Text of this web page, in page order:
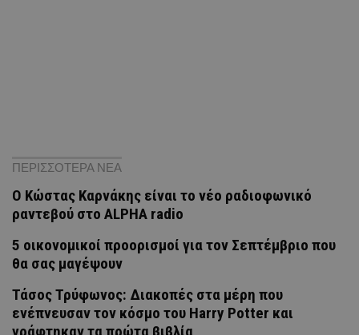
ΠΕΡΙΣΣΟΤΕΡΑ ΝΕΑ
Ο Κώστας Καρνάκης είναι το νέο ραδιοφωνικό
ραντεβού στο ALPHA radio
5 οικονομικοί προορισμοί για τον Σεπτέμβριο που
θα σας μαγέψουν
Τάσος Τρύφωνος: Διακοπές στα μέρη που
ενέπνευσαν τον κόσμο του Harry Potter και